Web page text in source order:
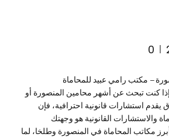
0
– مكتب رامي عبيد للمحاماة
إذا كنت تبحث عن أشهر محامين المنصورة أو
استشارات قانونية احترافية، فإن
والاستشارات القانونية هو وجهتك
مكاتب المحاماة في المنصورة وطلخا، لما